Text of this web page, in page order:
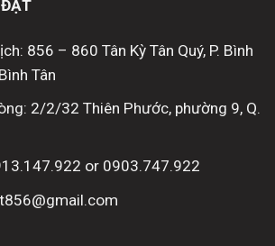
ĐẠT
856 – 860 Tân Kỳ Tân Quý, P. Bình
Tân
2/2/32 Thiên Phước, phường 9, Q.
or 0903.747.922